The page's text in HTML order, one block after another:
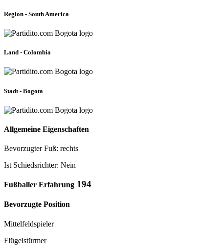
Region - South America
Land - Colombia
Stadt - Bogota
Allgemeine Eigenschaften
Bevorzugter Fuß: rechts
Ist Schiedsrichter: Nein
Fußballer Erfahrung 194
Bevorzugte Position
Mittelfeldspieler
Flügelstürmer